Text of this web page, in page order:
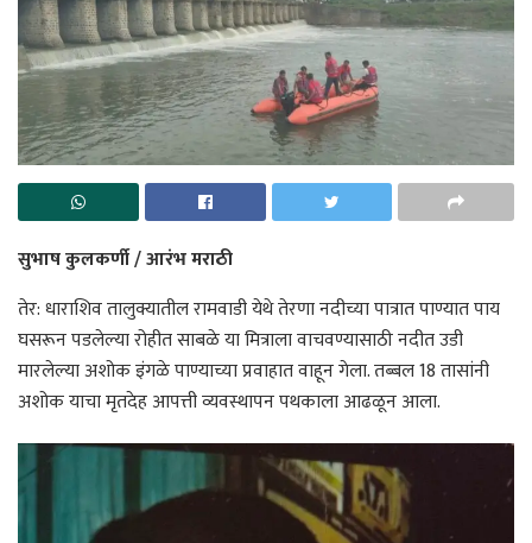
सुभाष कुलकर्णी / आरंभ मराठी
तेर: धाराशिव तालुक्यातील रामवाडी येथे तेरणा नदीच्या पात्रात पाण्यात पाय
घसरून पडलेल्या रोहीत साबळे या मित्राला वाचवण्यासाठी नदीत उडी
मारलेल्या अशोक इंगळे पाण्याच्या प्रवाहात वाहून गेला. तब्बल 18 तासांनी
अशोक याचा मृतदेह आपत्ती व्यवस्थापन पथकाला आढळून आला.